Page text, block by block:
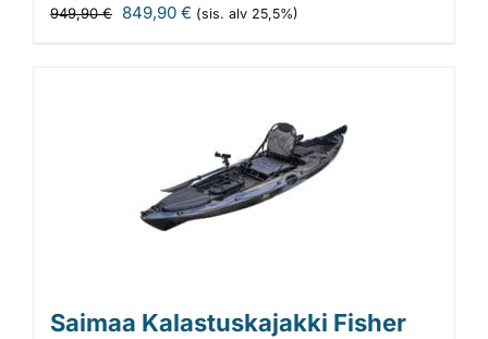
949,90€
Alkuperäinen
849,90 € Nykyinen
(sis. alv 25,5%)
Saimaa Kalastuskajakki Fisher